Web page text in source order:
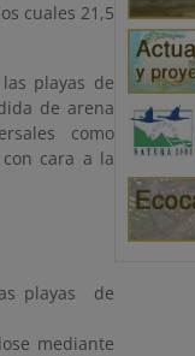
cuales 21,5
playas de
de arena
como
cara a la
playas de
mediante